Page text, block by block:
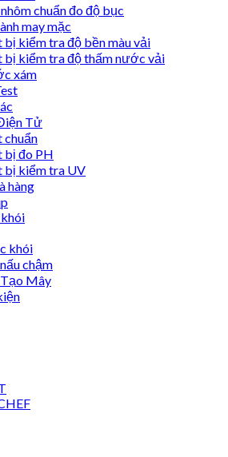
chuẩn đo độ bục
may mặc
bị kiểm tra độ bền màu vải
bị kiểm tra độ thấm nước vải
xám
Tử
chuẩn
bị đo PH
bị kiểm tra UV
hàng
khói
khói
chậm
Mây